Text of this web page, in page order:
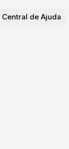
Central de Ajuda